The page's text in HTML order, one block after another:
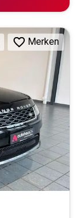
Merken